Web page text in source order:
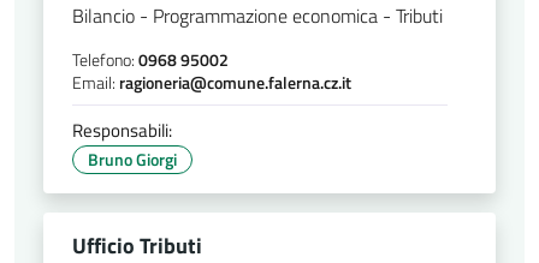
Bilancio - Programmazione economica - Tributi
Telefono:0968 95002
Email: ragioneria@comune.falerna.cz.it
Responsabili:
Bruno Giorgi
Ufficio Tributi